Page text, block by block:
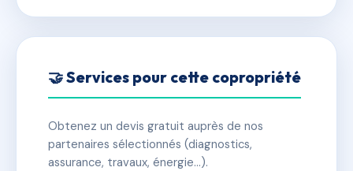
🤝 Services pour cette copropriété
Obtenez un devis gratuit auprès de nos
partenaires sélectionnés (diagnostics,
assurance, travaux, énergie…).